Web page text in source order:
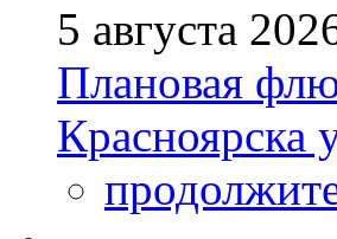
5 августа
Плановая
Красноярска